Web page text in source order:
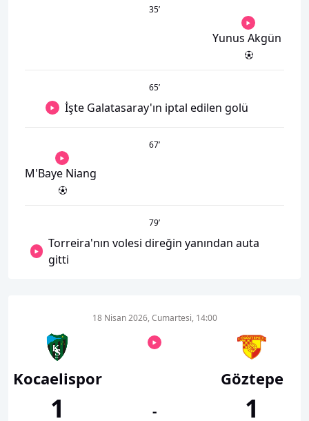
35’
Yunus Akgün
65’
İşte Galatasaray'ın iptal edilen golü
67’
M'Baye Niang
79’
Torreira'nın volesi direğin yanından auta
gitti
Kocaelispor
1
18 Nisan 2026, Cumartesi, 14:00
-
Göztepe
1